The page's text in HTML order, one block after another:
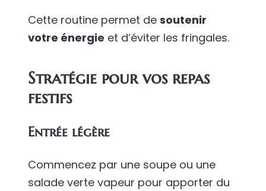
Cette routine permet de soutenir
votre énergie et d’éviter les fringales.
Stratégie pour vos repas
festifs
Entrée légère
Commencez par une soupe ou une
salade verte vapeur pour apporter du